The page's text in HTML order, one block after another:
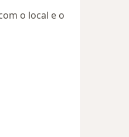
o local e o